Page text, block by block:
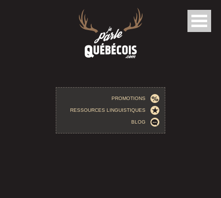
PROMOTIONS
RESSOURCES LINGUISTIQUES
BLOG